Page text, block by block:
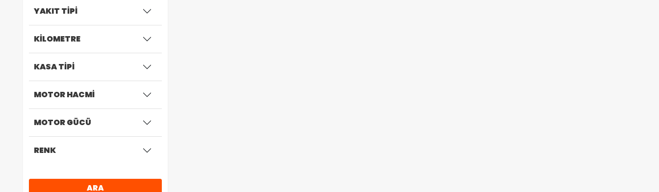
YAKIT TİPİ
KİLOMETRE
KASA TİPİ
MOTOR HACMİ
MOTOR GÜCÜ
RENK
ARA